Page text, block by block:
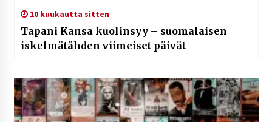
10 kuukautta sitten
Tapani Kansa kuolinsyy – suomalaisen
iskelmätähden viimeiset päivät